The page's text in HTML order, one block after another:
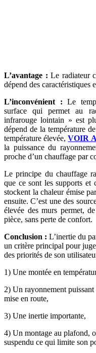
L’avantage : Le radiateur
dépend des caractéristiques
L’inconvénient : Le
surface qui permet au
infrarouge lointain » est
dépend de la température
température élevée,VOIR
la puissance du
proche d’un chauffage par
Le principe du chauffage
que ce sont les supports et
stockent la chaleur émise
ensuite. C’est une des
élevée des murs permet,
pièce, sans perte de confort.
Conclusion : L’inertie du
un critère principal pour
des priorités de son
1) Une montée en
2) Un rayonnement
mise en route,
3) Une inertie importante,
4) Un montage au plafond,
suspendu ce qui limite son